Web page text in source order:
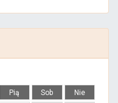
Pią Sob Nie